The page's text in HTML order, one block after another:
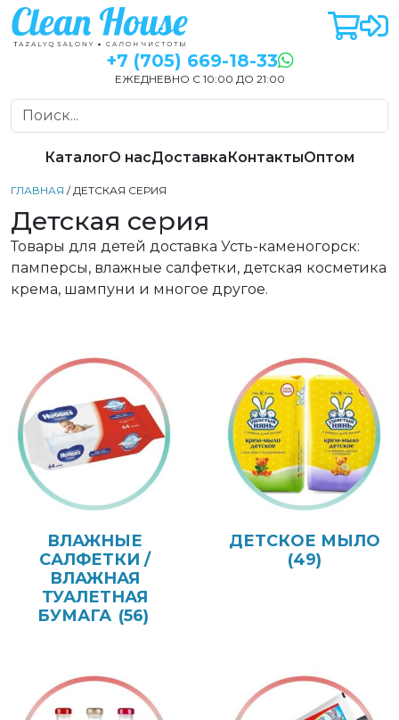
+7 (705) 669-18-33
ЕЖЕДНЕВНО С 10:00 ДО 21:00
КаталогО насДоставкаКонтактыОптом
ГЛАВНАЯ / ДЕТСКАЯ СЕРИЯ
Детская серия
Товары для детей доставка Усть-каменогорск:
памперсы, влажные салфетки, детская косметика
крема, шампуни и многое другое.
ВЛАЖНЫЕ
САЛФЕТКИ /
ВЛАЖНАЯ
ТУАЛЕТНАЯ
БУМАГА (56)
ДЕТСКОЕ МЫЛО
(49)